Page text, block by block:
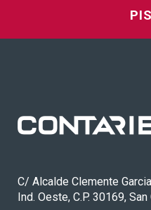
C/ Alcalde Clemente
Ind. Oeste, C.P. 30169,